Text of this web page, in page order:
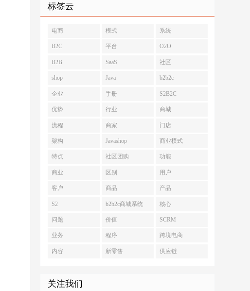
标签云
电商 模式 系统
B2C 平台 O2O
B2B SaaS 社区
shop Java b2b2c
企业 手册 S2B2C
优势 行业 商城
流程 商家 门店
架构 Javashop 商业模式
特点 社区团购 功能
商业 区别 用户
客户 商品 产品
S2 b2b2c商城系统 核心
问题 价值 SCRM
业务 程序 跨境电商
内容 新零售 供应链
关注我们